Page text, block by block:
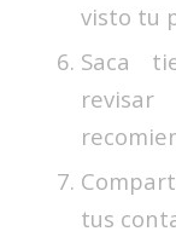
visto tu
Saca
tus